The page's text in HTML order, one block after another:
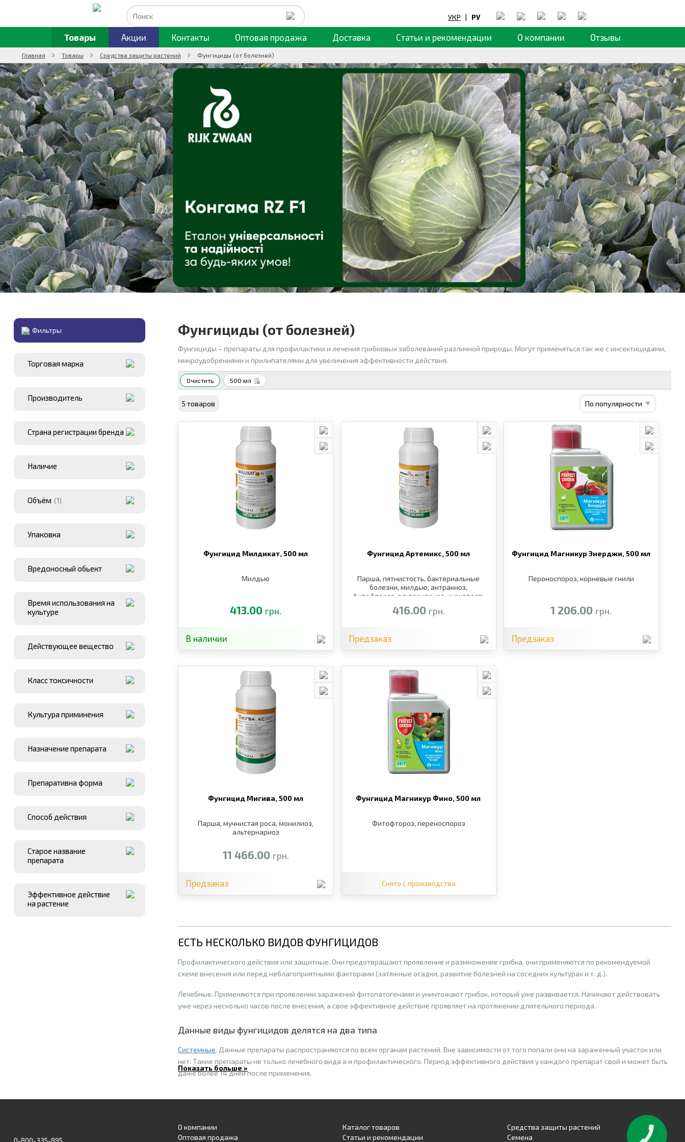
УКР | РУ
Товары Акции Контакты Оптовая продажа Доставка Статьи и рекомендации О компании Отзывы
Главная Товары Средства защиты растений Фунгициды (от болезней)
Фильтры
Торговая марка
Производитель
Страна регистрации бренда
Наличие
Объём (1)
Упаковка
Вредоносный обьект
Время использования на
культуре
Действующее вещество
Класс токсичности
Культура приминения
Назначение препарата
Препаративна форма
Способ действия
Старое название
препарата
Эффективное действие
на растение
Фунгициды (от болезней)
Фунгициды – препараты для профилактики и лечения грибковых заболеваний различной природы. Могут применяться так же с инсектицидами,
микроудобрениями и прилипателями для увеличения эффективности действия.
Очистить 500 мл
5 товаров
Фунгицид Милдикат, 500 мл
Милдью
413.00 грн.
В наличии
Фунгицид Артемикс, 500 мл
Парша, пятнистость, бактериальные
болезни, милдью, антракноз,
фитофтороз, альтернариоз, курчавость
416.00 грн.
Предзаказ
Фунгицид Магникур Энерджи,500 мл
Пероноспороз, корневые гнили
1 206.00 грн.
Предзаказ
Фунгицид Мигива, 500 мл
Парша, мучнистая роса, монилиоз,
альтернариоз
11 466.00 грн.
Предзаказ
Фунгицид Магникур Фино,500 мл
Фитофтороз, переноспороз
Снято с производства
ЕСТЬ НЕСКОЛЬКО ВИДОВ ФУНГИЦИДОВ
Профилактического действия или защитные. Они предотвращают проявление и размножение грибка, они применяются по рекомендуемой
схеме внесения или перед неблагоприятными факторами (затяжные осадки, развитие болезней на соседних культурах и т. д.).
Лечебные. Применяются при проявлении заражений фитопатогенами и уничтожают грибок, который уже развивается. Начинают действовать
уже через несколько часов после внесения, а свое эффективное действие проявляет на протяжении длительного периода.
Данные виды фунгицидов делятся на два типа
Системные. Данные препараты распространяются по всем органам растений. Вне зависимости от того попали они на зараженный участок или
нет. Такие препараты не только лечебного вида а и профилактического. Период эффективного действия у каждого препарат свой и может быть
даже более 14 дней после применения.
Особенности применения фунгицидов
Показать больше »
0-800-335-895
О компании
Оптовая продажа
Каталог товаров
Статьи и рекомендации
Средства защиты растений
Семена